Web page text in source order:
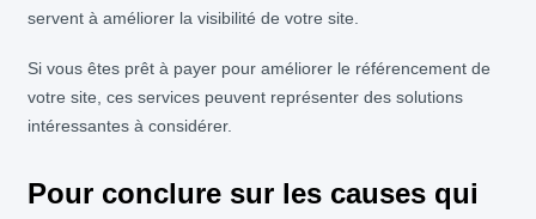
servent à améliorer la visibilité de votre site.
Si vous êtes prêt à payer pour améliorer le référencement de
votre site, ces services peuvent représenter des solutions
intéressantes à considérer.
Pour conclure sur les causes qui